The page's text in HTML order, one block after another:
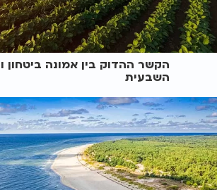
הקשר ההדוק בין אמונה ביטחון
השבעית